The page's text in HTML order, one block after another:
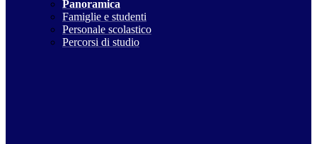
Panoramica
Famiglie e studenti
Personale scolastico
Percorsi di studio